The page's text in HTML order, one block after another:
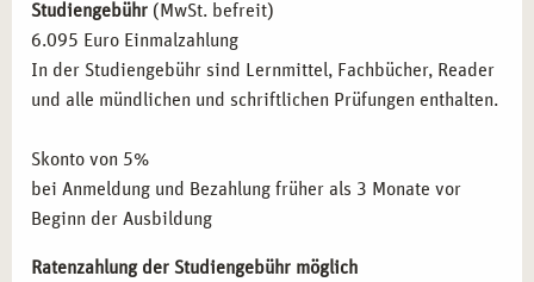
Muskelentspannung
Inhalte der Fortbildung
Inhalte der Fortbildung Kursleitung Stressreduktion im
Alltag durch Achtsamkeitstraining
Inhalte der Fortbildung
Studiengebühr (MwSt. befreit)
6.095 Euro Einmalzahlung
In der Studiengebühr sind Lernmittel, Fachbücher, Reader
und alle mündlichen und schriftlichen Prüfungen enthalten.
Skonto von 5%
bei Anmeldung und Bezahlung früher als 3 Monate vor
Beginn der Ausbildung
Ratenzahlung der Studiengebühr möglich